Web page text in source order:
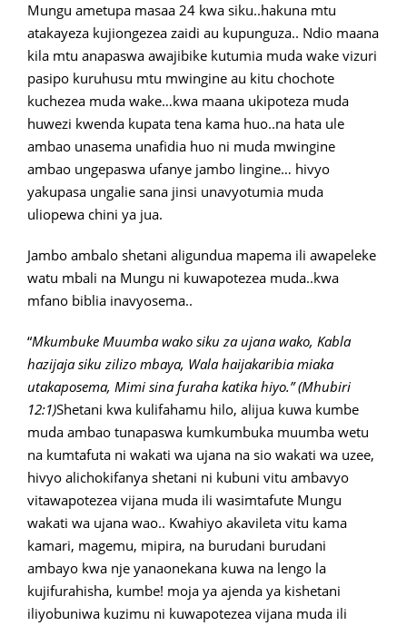
Mungu ametupa masaa 24 kwa siku..hakuna mtu
atakayeza kujiongezea zaidi au kupunguza.. Ndio maana
kila mtu anapaswa awajibike kutumia muda wake vizuri
pasipo kuruhusu mtu mwingine au kitu chochote
kuchezea muda wake…kwa maana ukipoteza muda
huwezi kwenda kupata tena kama huo..na hata ule
ambao unasema unafidia huo ni muda mwingine
ambao ungepaswa ufanye jambo lingine… hivyo
yakupasa ungalie sana jinsi unavyotumia muda
uliopewa chini ya jua.
Jambo ambalo shetani aligundua mapema ili awapeleke
watu mbali na Mungu ni kuwapotezea muda..kwa
mfano biblia inavyosema..
“Mkumbuke Muumba wako siku za ujana wako, Kabla
hazijaja siku zilizo mbaya, Wala haijakaribia miaka
utakaposema, Mimi sina furaha katika hiyo.” (Mhubiri
12:1)Shetani kwa kulifahamu hilo, alijua kuwa kumbe
muda ambao tunapaswa kumkumbuka muumba wetu
na kumtafuta ni wakati wa ujana na sio wakati wa uzee,
hivyo alichokifanya shetani ni kubuni vitu ambavyo
vitawapotezea vijana muda ili wasimtafute Mungu
wakati wa ujana wao.. Kwahiyo akavileta vitu kama
kamari, magemu, mipira, na burudani burudani
ambayo kwa nje yanaonekana kuwa na lengo la
kujifurahisha, kumbe! moja ya ajenda ya kishetani
iliyobuniwa kuzimu ni kuwapotezea vijana muda ili